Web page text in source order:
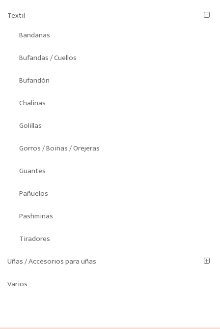
Textil
Bandanas
Bufandas / Cuellos
Bufandón
Chalinas
Golillas
Gorros / Boinas / Orejeras
Guantes
Pañuelos
Pashminas
Tiradores
Uñas / Accesorios para uñas
Varios